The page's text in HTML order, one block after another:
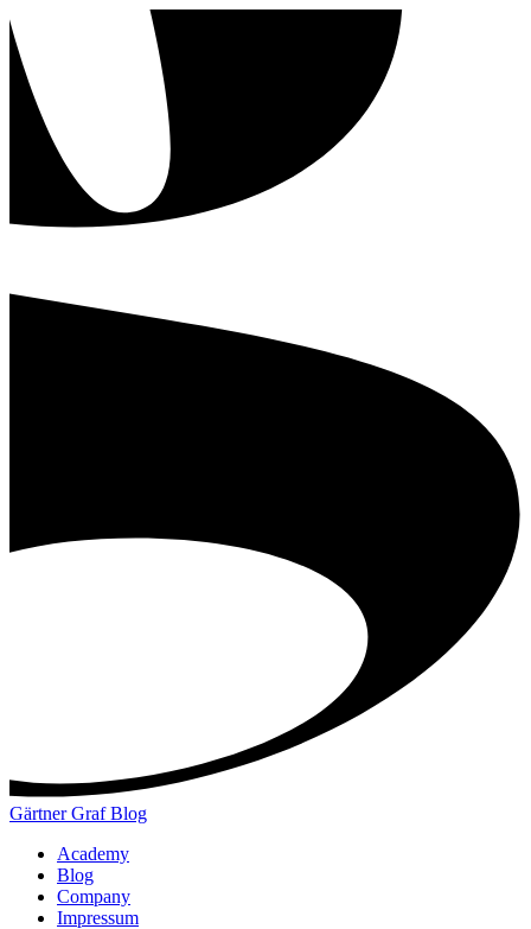
Gärtner Graf Blog
Academy
Blog
Company
Impressum